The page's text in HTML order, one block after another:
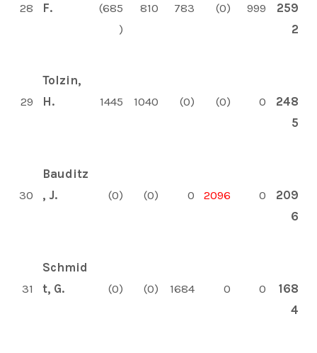
28
F.
(685
)
810 783 (0) 999
259
2
29
Tolzin,
H.
1445 1040 (0) (0) 0
248
5
30
Bauditz
, J.
(0) (0) 0 2096 0
209
6
31
Schmid
t, G.
(0) (0) 1684 0 0
168
4